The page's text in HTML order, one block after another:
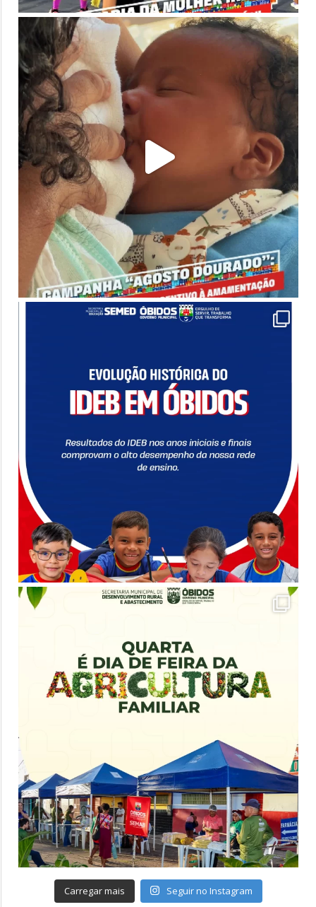
Carregar mais Seguir no Instagram